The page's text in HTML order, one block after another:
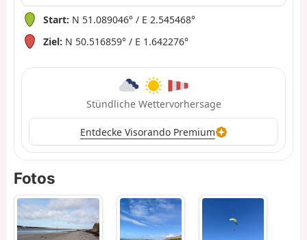
Start: N 51.089046° / E 2.545468°
Ziel: N 50.516859° / E 1.642276°
Stündliche Wettervorhersage
Entdecke Visorando Premium
Fotos